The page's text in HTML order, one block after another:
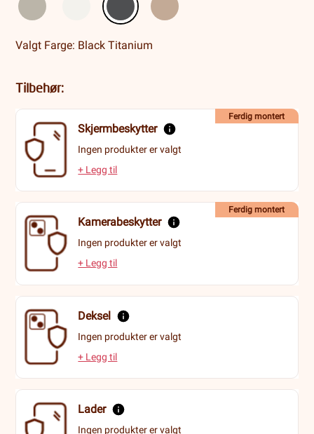
Valgt Farge: Black Titanium
Tilbehør:
Skjermbeskytter
Ingen produkter er valgt
Ferdig montert
+ Legg til
Kamerabeskytter
Ingen produkter er valgt
Ferdig montert
+ Legg til
Deksel
Ingen produkter er valgt
+ Legg til
Lader
Ingen produkter er valgt